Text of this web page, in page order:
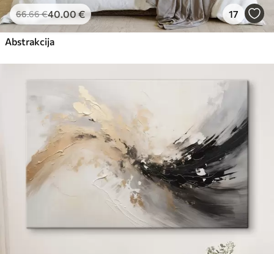
66.66€40.00€ 17
Abstrakcija